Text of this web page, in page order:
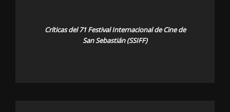
Críticas del 71 Festival Internacional de Cine de
San Sebastián (SSIFF)